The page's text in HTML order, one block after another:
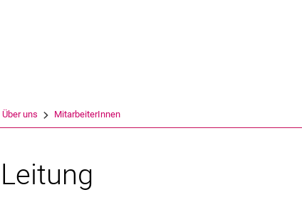
Über uns MitarbeiterInnen
Leitung